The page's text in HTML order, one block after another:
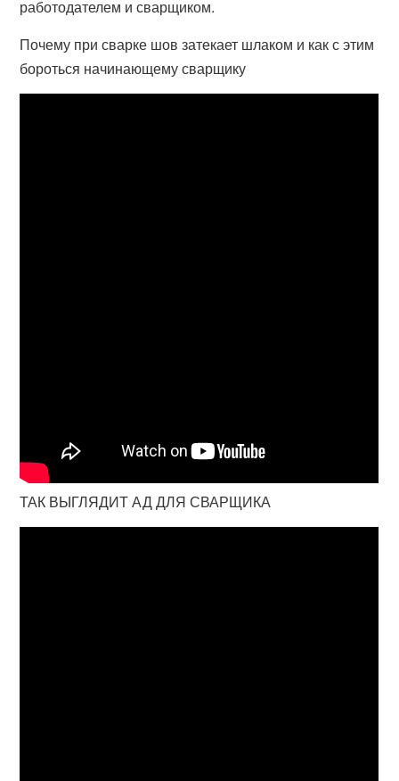
работодателем и сварщиком.
Почему при сварке шов затекает шлаком и как с этим
бороться начинающему сварщику
ТАК ВЫГЛЯДИТ АД ДЛЯ СВАРЩИКА